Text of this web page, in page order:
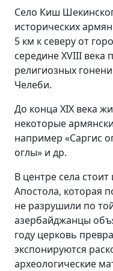
Село Киш
исторических
5 км к северу от
середине XVIII века
религиозных
Челеби.
До конца XIX века
некоторые
например «Саргис
оглы» и др.
В центре села
Апостола, которая
не разрушили по
азербайджанцы
году церковь
экспонируются
археологические